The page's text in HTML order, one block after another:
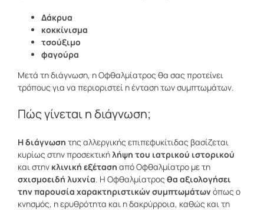
Δάκρυα
κοκκίνισμα
τσούξιμο
φαγούρα
Μετά τη διάγνωση, η Οφθαλμίατρος θα σας προτείνει
τρόπους για να περιοριστεί η ένταση των συμπτωμάτων.
Πώς γίνεται η διάγνωση;
Η διάγνωση της αλλεργικής επιπεφυκίτιδας βασίζεται
κυρίως στην προσεκτικήλήψη του ιατρικού ιστορικού
και στην κλινική εξέταση από Οφθαλμίατρο με τη
σχισμοειδή λυχνία. Η Οφθαλμίατρος θα αξιολογήσει
την παρουσία χαρακτηριστικών συμπτωμάτωνόπως ο
κνησμός, η ερυθρότητα και η δακρύρροια, καθώς και τη